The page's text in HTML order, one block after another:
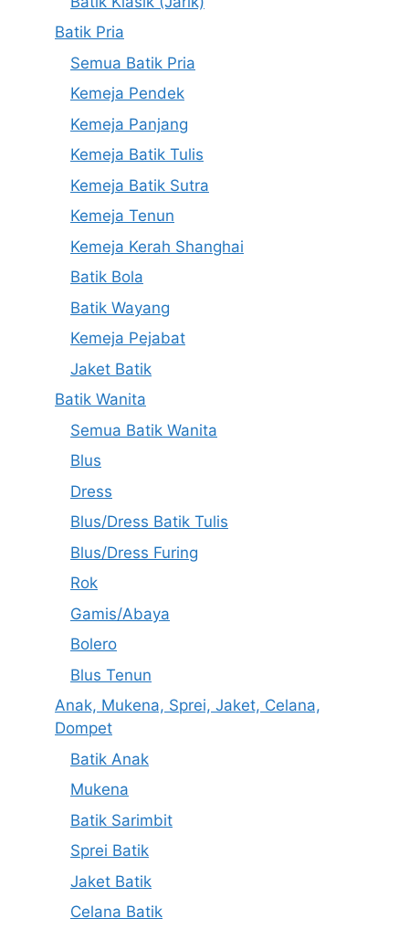
Batik Pria
Semua Batik Pria
Kemeja Pendek
Kemeja Panjang
Kemeja Batik Tulis
Kemeja Batik Sutra
Kemeja Tenun
Kemeja Kerah Shanghai
Batik Bola
Batik Wayang
Kemeja Pejabat
Jaket Batik
Batik Wanita
Semua Batik Wanita
Blus
Dress
Blus/Dress Batik Tulis
Blus/Dress Furing
Rok
Gamis/Abaya
Bolero
Blus Tenun
Anak, Mukena, Sprei, Jaket, Celana,
Dompet
Batik Anak
Mukena
Batik Sarimbit
Sprei Batik
Jaket Batik
Celana Batik